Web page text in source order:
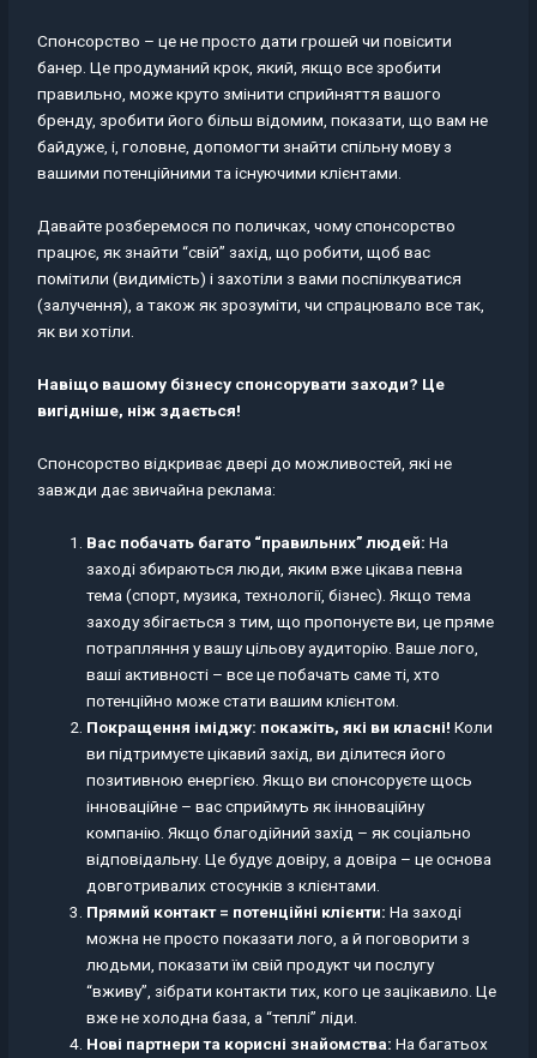
Спонсорство – це не просто дати грошей чи повісити
банер. Це продуманий крок, який, якщо все зробити
правильно, може круто змінити сприйняття вашого
бренду, зробити його більш відомим, показати, що вам не
байдуже, і, головне, допомогти знайти спільну мову з
вашими потенційними та існуючими клієнтами.
Давайте розберемося по поличках, чому спонсорство
працює, як знайти “свій” захід, що робити, щоб вас
помітили (видимість) і захотіли з вами поспілкуватися
(залучення), а також як зрозуміти, чи спрацювало все так,
як ви хотіли.
Навіщо вашому бізнесу спонсорувати заходи? Це
вигідніше, ніж здається!
Спонсорство відкриває двері до можливостей, які не
завжди дає звичайна реклама:
Вас побачать багато “правильних” людей: На
заході збираються люди, яким вже цікава певна
тема (спорт, музика, технології, бізнес). Якщо тема
заходу збігається з тим, що пропонуєте ви, це пряме
потрапляння у вашу цільову аудиторію. Ваше лого,
ваші активності – все це побачать саме ті, хто
потенційно може стати вашим клієнтом.
Покращення іміджу: покажіть, які ви класні! Коли
ви підтримуєте цікавий захід, ви ділитеся його
позитивною енергією. Якщо ви спонсоруєте щось
інноваційне – вас сприймуть як інноваційну
компанію. Якщо благодійний захід – як соціально
відповідальну. Це будує довіру, а довіра – це основа
довготривалих стосунків з клієнтами.
Прямий контакт = потенційні клієнти: На заході
можна не просто показати лого, а й поговорити з
людьми, показати їм свій продукт чи послугу
“вживу”, зібрати контакти тих, кого це зацікавило. Це
вже не холодна база, а “теплі” ліди.
Нові партнери та корисні знайомства: На багатьох